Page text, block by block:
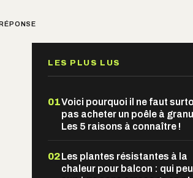
LES PLUS LUS
01Voici pourquoi il ne faut
pas acheter un poêle à
Les 5 raisons à connaître !
02Les plantes résistantes à la
chaleur pour balcon : qui